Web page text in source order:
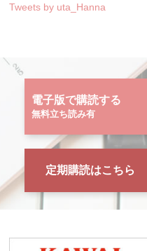
Tweets by uta_Hanna
電子版で購読する
無料立ち読み有
定期購読はこちら